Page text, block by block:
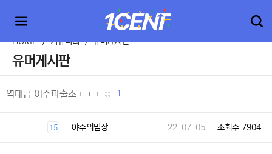
HOME > 커뮤니티 > 유머게시판
유머게시판
역대급 여수파출소 ㄷㄷㄷ;; 1
15 야수의밈장 22-07-05 조회수 7904